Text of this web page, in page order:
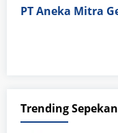
Trending Sepekan